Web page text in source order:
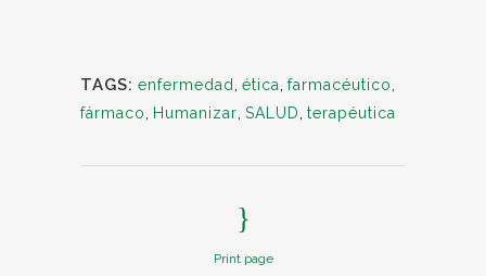
TAGS: enfermedad ética farmacéutico
fármaco
Humanizar SALUD terapéutica
Print page